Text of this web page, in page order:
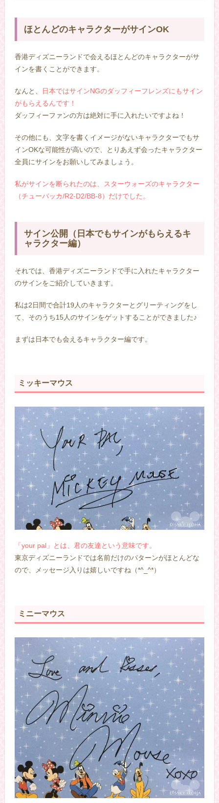
ほとんどのキャラクターがサインOK
香港ディズニーランドで会えるほとんどのキャラクターがサ
インを書くことができます。
なんと、
日本ではサインNGのダッフィーフレンズにもサイン
がもらえるんです！
ダッフィーファンの方は絶対に手に入れたいですよね！
その他にも、文字を書くイメージがないキャラクターでもサ
インOKな可能性が高いので、とりあえず会ったキャラクター
全員にサインをお願いしてみましょう。
私がサインを断られたのは、スターウォーズのキャラクター
（チューバッカ/R2-D2/BB-8）だけでした。
サイン公開（日本でもサインがもらえるキ
ャラクター編）
それでは、香港ディズニーランドで手に入れたキャラクター
のサインをご紹介していきます。
私は2日間で合計19人のキャラクターとグリーティングをし
て、そのうち15人のサインをゲットすることができました♪
まずは日本でも会えるキャラクター編です。
ミッキーマウス
「your pal」とは、君の友達という意味です。
東京ディズニーランドでは名前だけのパターンがほとんどな
ので、メッセージ入りは嬉しいですね（*^_^*）
ミニーマウス